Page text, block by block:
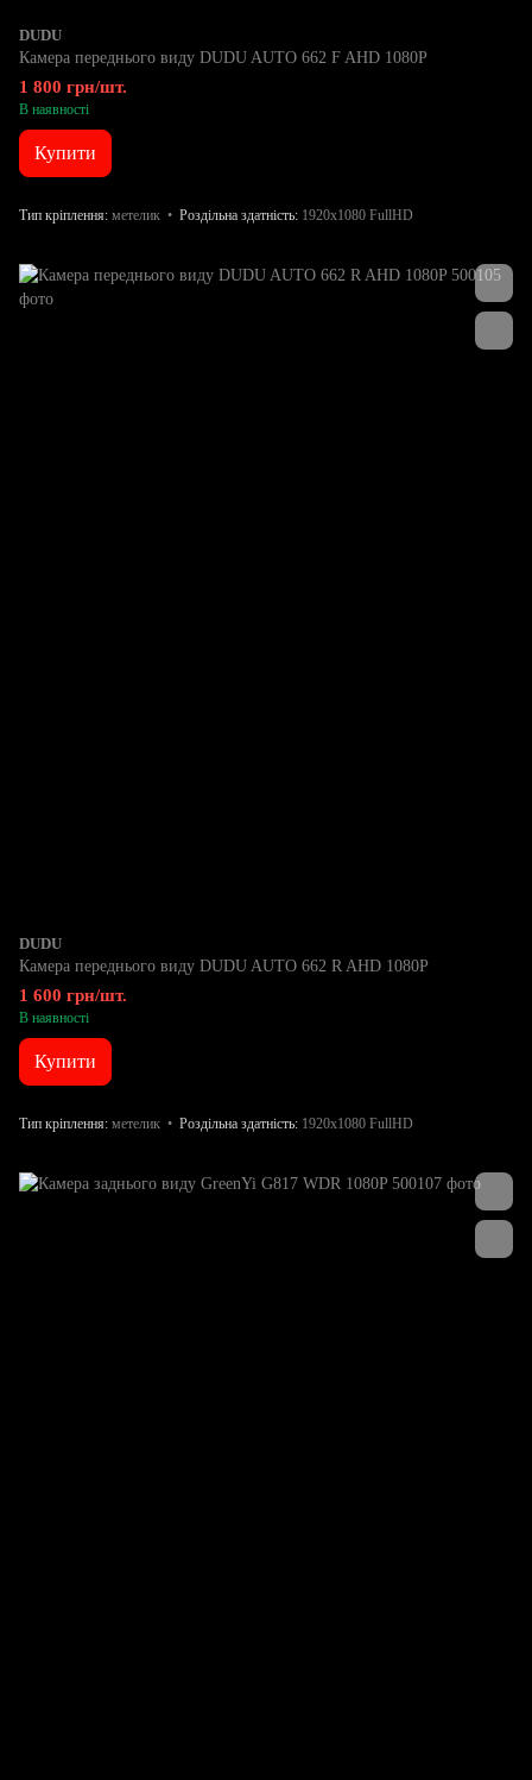
DUDU
Камера переднього виду DUDU AUTO 662 F AHD 1080P
1 800 грн/шт.
В наявності
Купити
Тип кріплення метелик Роздільна здатність 1920x1080 FullHD
DUDU
Камера переднього виду DUDU AUTO 662 R AHD 1080P
1 600 грн/шт.
В наявності
Купити
Тип кріплення метелик Роздільна здатність 1920x1080 FullHD